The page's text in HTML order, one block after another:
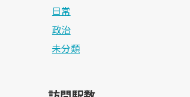
日常
政治
未分類